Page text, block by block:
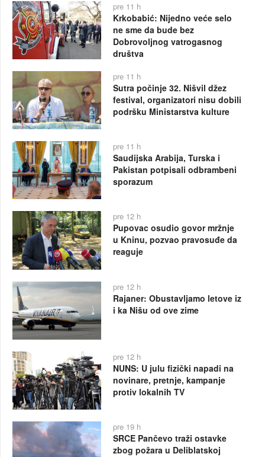
pre 11 h
Krkobabić: Nijedno veće selo
ne sme da bude bez
Dobrovoljnog vatrogasnog
društva
pre 11 h
Sutra počinje 32. Nišvil džez
festival, organizatori nisu dobili
podršku Ministarstva kulture
pre 11 h
Saudijska Arabija, Turska i
Pakistan potpisali odbrambeni
sporazum
pre 12 h
Pupovac osudio govor mržnje
u Kninu, pozvao pravosuđe da
reaguje
pre 12 h
Rajaner: Obustavljamo letove iz
i ka Nišu od ove zime
pre 12 h
NUNS: U julu fizički napadi na
novinare, pretnje, kampanje
protiv lokalnih TV
pre 19 h
SRCE Pančevo traži ostavke
zbog požara u Deliblatskoj